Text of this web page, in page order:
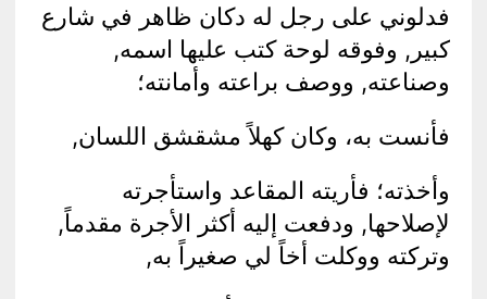
فدلوني على رجل له دكان ظاهر في شارع
كبير, وفوقه لوحة كتب عليها اسمه,
وصناعته, ووصف براعته وأمانته؛
فأنست به، وكان كهلاً مشقشق اللسان,
وأخذته؛ فأريته المقاعد واستأجرته
لإصلاحها, ودفعت إليه أكثر الأجرة مقدماً,
وتركته ووكلت أخاً لي صغيراً به,